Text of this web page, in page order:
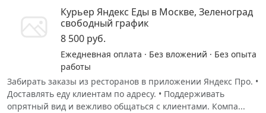
Курьер Яндекс Еды в Москве, Зеленоград
свободный график
8 500 руб.
Ежедневная оплата · Без вложений · Без опыта
работы
Забирать заказы из ресторанов в приложении Яндекс Про. •
Доставлять еду клиентам по адресу. • Поддерживать
опрятный вид и вежливо общаться с клиентами. Компа...